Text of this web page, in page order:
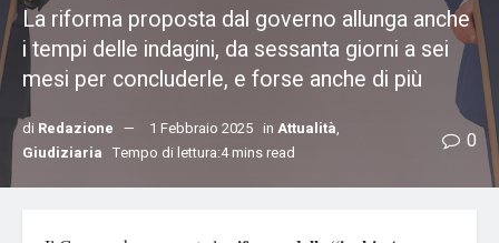
La riforma proposta dal governo allunga anche
i tempi delle indagini, da sessanta giorni a sei
mesi per concluderle, e forse anche di più
di Redazione 1 Febbraio 2025 in Attualità,
Giudiziaria Tempo di lettura:4 mins read 0